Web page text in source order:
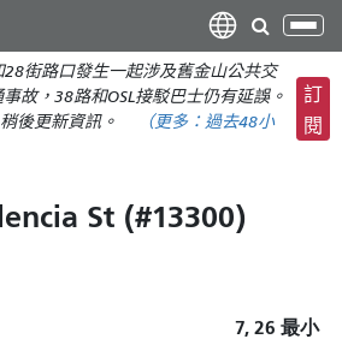
主
要
內
切
導
航
街路口發生一起涉及舊金山公共交
故，38路和OSL接駁巴士仍有延誤。
後更新資訊。
（更多： 過去48小
訂
閱
St (#13300)
7, 26 最小